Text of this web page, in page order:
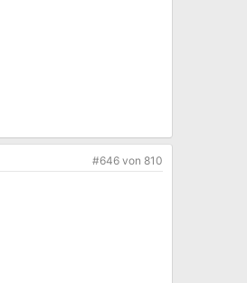
#646 von 810